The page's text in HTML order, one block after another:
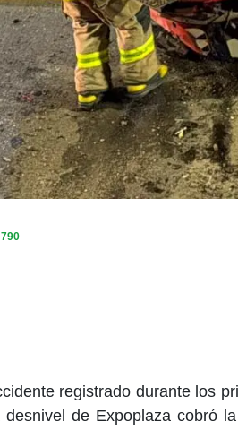
registrado durante los
de Expoplaza cobró